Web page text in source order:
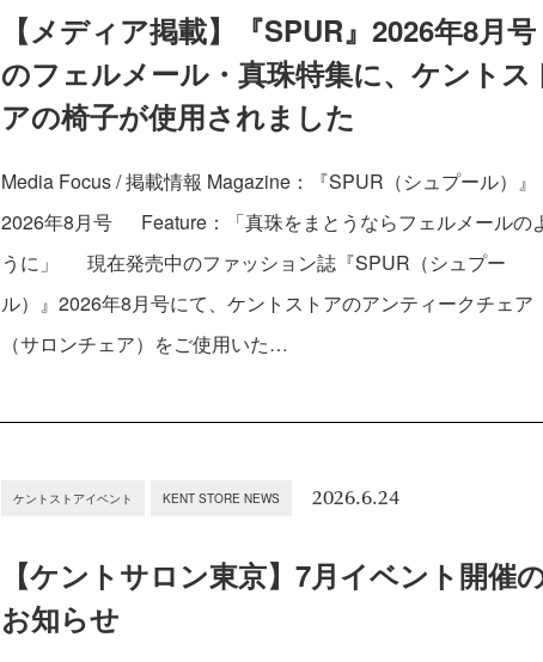
【メディア掲載】『SPUR』2026年8月号
のフェルメール・真珠特集に、ケントス
アの椅子が使用されました
Media Focus / 掲載情報 Magazine：『SPUR（シュプール）』
2026年8月号 Feature：「真珠をまとうならフェルメールの
うに」 現在発売中のファッション誌『SPUR（シュプー
ル）』2026年8月号にて、ケントストアのアンティークチェア
（サロンチェア）をご使用いた…
ケントストアイベント KENT STORE NEWS 2026.6.24
【ケントサロン東京】7月イベント開催
お知らせ